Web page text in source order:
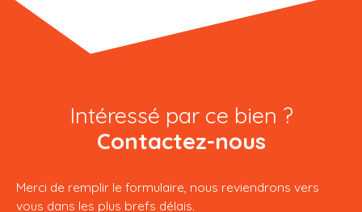
Intéressé par ce bien ?
Contactez-nous
Merci de remplir le formulaire, nous reviendrons vers
vous dans les plus brefs délais.